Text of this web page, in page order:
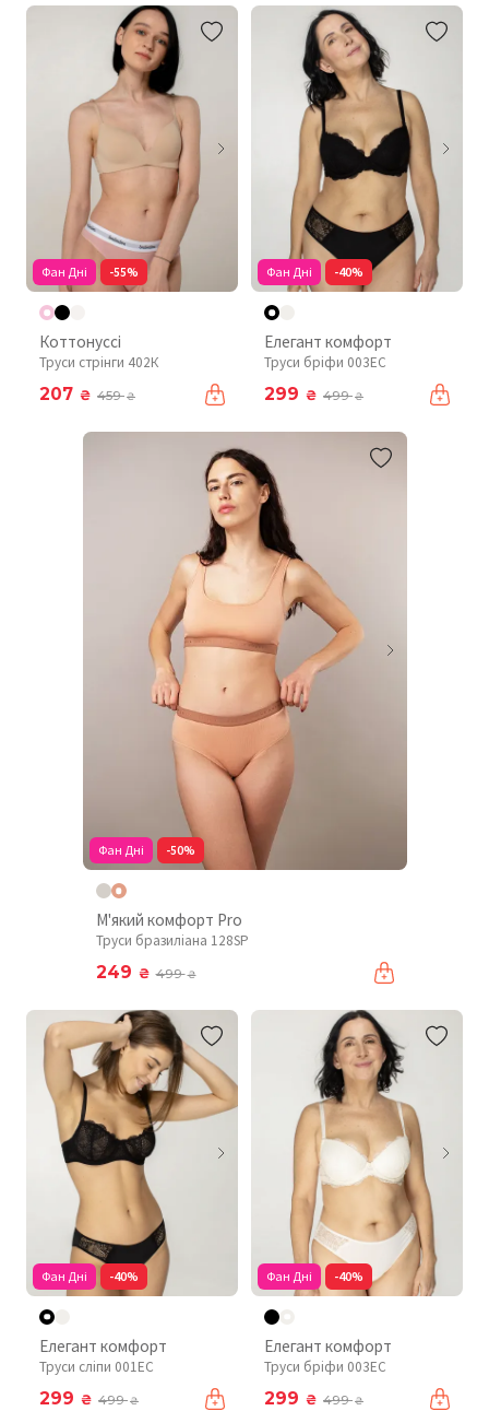
Фан Дні -55%
Коттонуссі
Труси стрінги 402К
207 ₴ 459₴
Фан Дні -40%
Елегант комфорт
Труси бріфи 003EC
299 ₴ 499₴
Фан Дні -50%
М'який комфорт Pro
Труси бразиліана 128SP
249 ₴ 499₴
Фан Дні -40%
Елегант комфорт
Труси сліпи 001EC
299 ₴ 499₴
Фан Дні -40%
Елегант комфорт
Труси бріфи 003EC
299 ₴ 499₴